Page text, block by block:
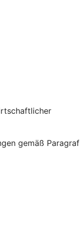
gemäß Paragraf